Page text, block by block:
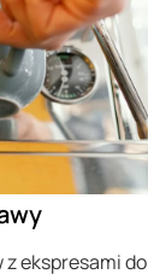
ekspresami do